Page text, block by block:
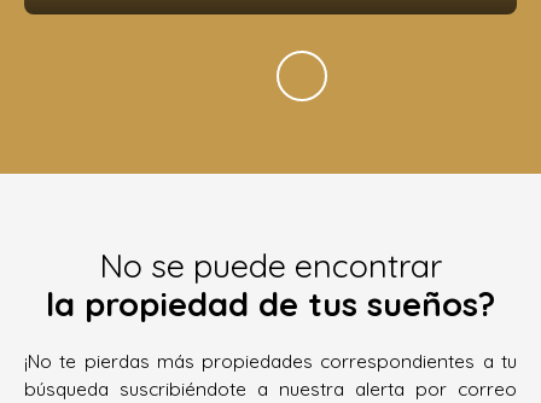
No se puede encontrar
la propiedad de tus sueños?
¡No te pierdas más propiedades correspondientes a tu
búsqueda suscribiéndote a nuestra alerta por correo